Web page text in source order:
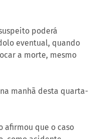
poderá
eventual, quando
a morte, mesmo
manhã desta quarta-
afirmou que o caso